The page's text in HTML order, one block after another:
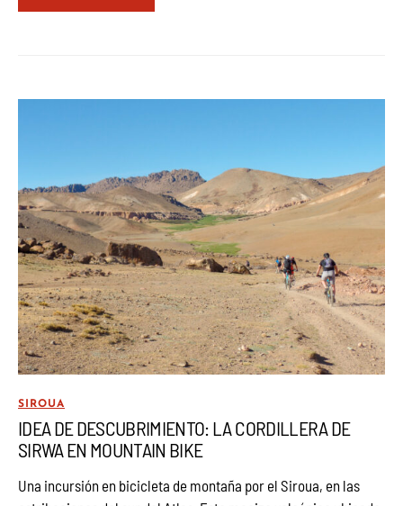
SIROUA
IDEA DE DESCUBRIMIENTO: LA CORDILLERA DE
SIRWA EN MOUNTAIN BIKE
Una incursión en bicicleta de montaña por el Siroua, en las